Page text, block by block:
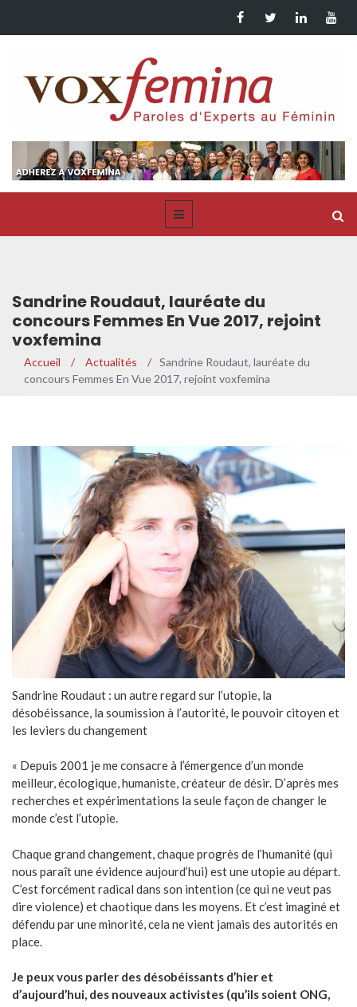
Sandrine Roudaut, lauréate du
concours Femmes En Vue 2017, rejoint
voxfemina
Accueil / Actualités / Sandrine Roudaut, lauréate du
concours Femmes En Vue 2017, rejoint voxfemina
Sandrine Roudaut : un autre regard sur l’utopie, la
désobéissance, la soumission à l’autorité, le pouvoir citoyen et
les leviers du changement
« Depuis 2001 je me consacre à l’émergence d’un monde
meilleur, écologique, humaniste, créateur de désir. D’après mes
recherches et expérimentations la seule façon de changer le
monde c’est l’utopie.
Chaque grand changement, chaque progrès de l’humanité (qui
nous paraît une évidence aujourd’hui) est une utopie au départ.
C’est forcément radical dans son intention (ce qui ne veut pas
dire violence) et chaotique dans les moyens. Et c’est imaginé et
défendu par une minorité, cela ne vient jamais des autorités en
place.
Je peux vous parler des désobéissants d’hier et
d’aujourd’hui, des nouveaux activistes (qu’ils soient ONG,